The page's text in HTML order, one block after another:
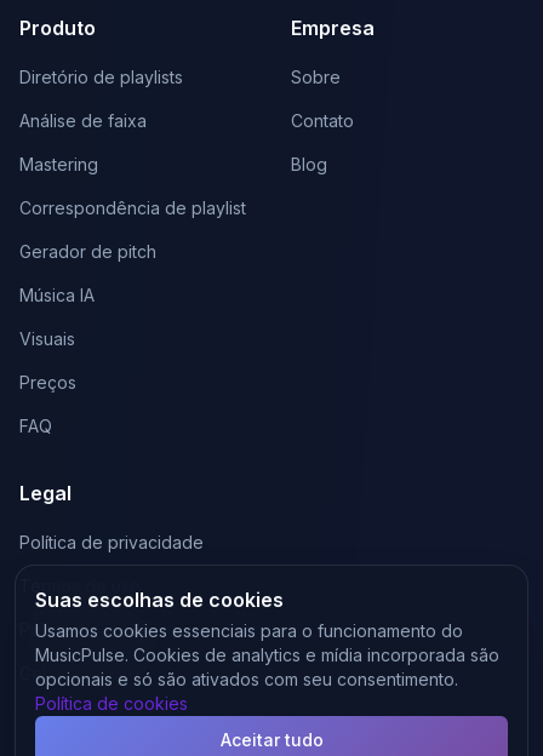
Produto
Diretório de playlists
Análise de faixa
Mastering
Correspondência de playlist
Gerador de pitch
Música IA
Visuais
Preços
FAQ
Empresa
Sobre
Contato
Blog
Legal
Política de privacidade
Política de cookies
Gerenciar cookies
Suas escolhas de cookies
Usamos cookies essenciais para o funcionamento do
MusicPulse. Cookies de analytics e mídia incorporada são
opcionais e só são ativados com seu consentimento.
Política de cookies
Aceitar tudo